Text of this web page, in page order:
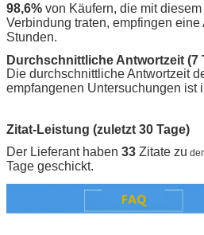
98,6% von Käufern, die mit
Verbindung traten, empfingen
Stunden.
Durchschnittliche Antwortzeit (7
Die durchschnittliche Antwortzeit
empfangenen Untersuchungen ist
Zitat-Leistung (zuletzt 30 Tage)
Der Lieferant haben 33 Zitate zu
Tage geschickt.